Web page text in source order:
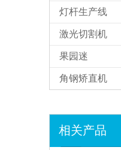
灯杆生产线
激光切割机
果园迷
角钢矫直机
相关产品